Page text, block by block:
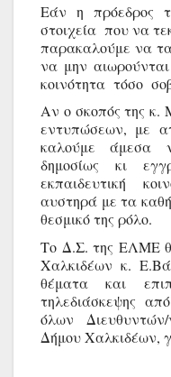
Εάν η πρόεδρος
στοιχεία  που να
παρακαλούμε να
να μην
κοινότητα  τόσο
Αν ο σκοπός της κ.
εντυπώσεων, με
καλούμε άμεσα
δημοσίως κι
εκπαιδευτική
αυστηρά με τα
θεσμικό της ρόλο.
Το Δ.Σ. της ΕΛΜΕ
Χαλκιδέων κ.
θέματα και
τηλεδιάσκεψης
όλων
Δήμου Χαλκιδέων,